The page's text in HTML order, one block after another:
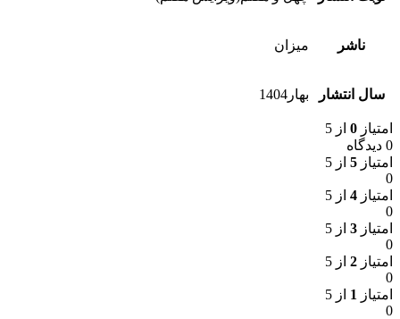
ناشر میزان
سال انتشار بهار1404
امتیاز 0 از 5
0 دیدگاه
امتیاز 5 از 5
0
امتیاز 4 از 5
0
امتیاز 3 از 5
0
امتیاز 2 از 5
0
امتیاز 1 از 5
0